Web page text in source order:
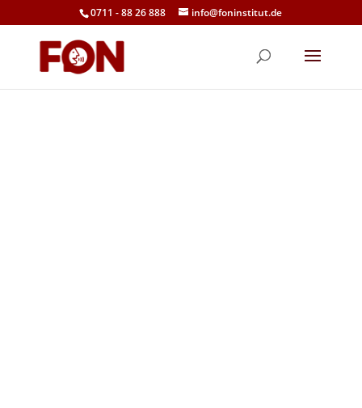
0711 - 88 26 888 info@foninstitut.de